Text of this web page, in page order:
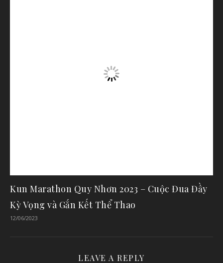
Kun Marathon Quy Nhơn 2023 – Cuộc Đua Đầy
Kỳ Vọng và Gắn Kết Thể Thao
12/06/2023
LEAVE A REPLY